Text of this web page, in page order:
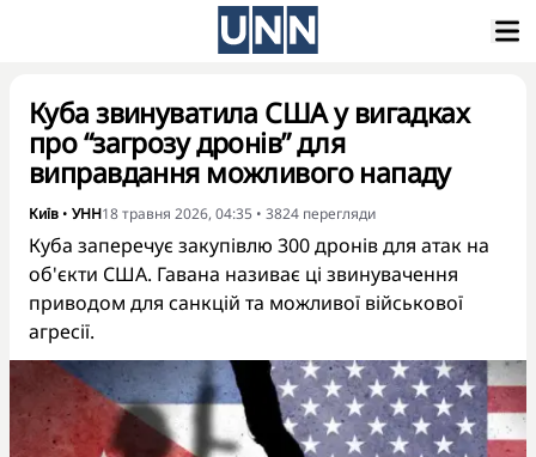
Куба звинуватила США у вигадках
про “загрозу дронів” для
виправдання можливого нападу
Київ • УНН18 травня 2026, 04:35 • 3824 перегляди
Куба заперечує закупівлю 300 дронів для атак на
об'єкти США. Гавана називає ці звинувачення
приводом для санкцій та можливої військової
агресії.